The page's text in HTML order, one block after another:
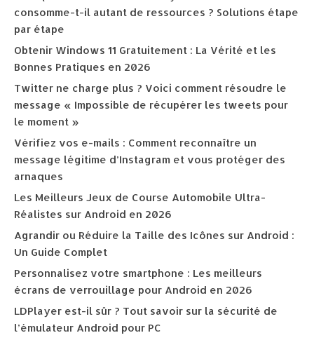
consomme-t-il autant de ressources ? Solutions étape
par étape
Obtenir Windows 11 Gratuitement : La Vérité et les
Bonnes Pratiques en 2026
Twitter ne charge plus ? Voici comment résoudre le
message « Impossible de récupérer les tweets pour
le moment »
Vérifiez vos e-mails : Comment reconnaître un
message légitime d’Instagram et vous protéger des
arnaques
Les Meilleurs Jeux de Course Automobile Ultra-
Réalistes sur Android en 2026
Agrandir ou Réduire la Taille des Icônes sur Android :
Un Guide Complet
Personnalisez votre smartphone : Les meilleurs
écrans de verrouillage pour Android en 2026
LDPlayer est-il sûr ? Tout savoir sur la sécurité de
l’émulateur Android pour PC